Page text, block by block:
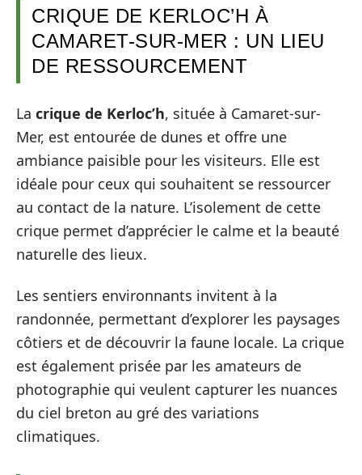
CRIQUE DE KERLOC’H À
CAMARET-SUR-MER : UN LIEU
DE RESSOURCEMENT
La crique de Kerloc’h, située à Camaret-sur-
Mer, est entourée de dunes et offre une
ambiance paisible pour les visiteurs. Elle est
idéale pour ceux qui souhaitent se ressourcer
au contact de la nature. L’isolement de cette
crique permet d’apprécier le calme et la beauté
naturelle des lieux.
Les sentiers environnants invitent à la
randonnée, permettant d’explorer les paysages
côtiers et de découvrir la faune locale. La crique
est également prisée par les amateurs de
photographie qui veulent capturer les nuances
du ciel breton au gré des variations
climatiques.